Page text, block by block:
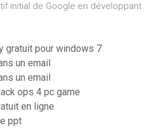
initial de Google en développant
gratuit pour windows 7
un email
un email
ops 4 pc game
en ligne
ppt